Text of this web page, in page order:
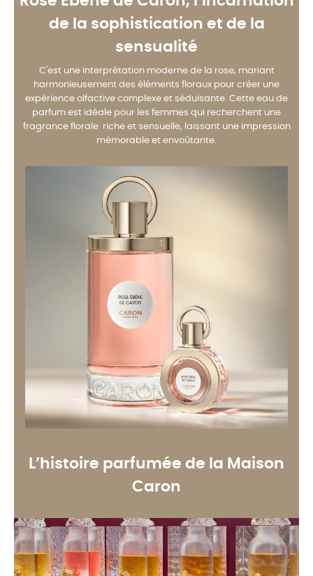
de la sophistication et de la
sensualité
C'est une interprétation moderne de la rose, mariant
harmonieusement des éléments floraux pour créer une
expérience olfactive complexe et séduisante. Cette eau de
parfum est idéale pour les femmes qui recherchent une
fragrance florale riche et sensuelle, laissant une impression
mémorable et envoûtante.
L’histoire parfumée de la Maison
Caron